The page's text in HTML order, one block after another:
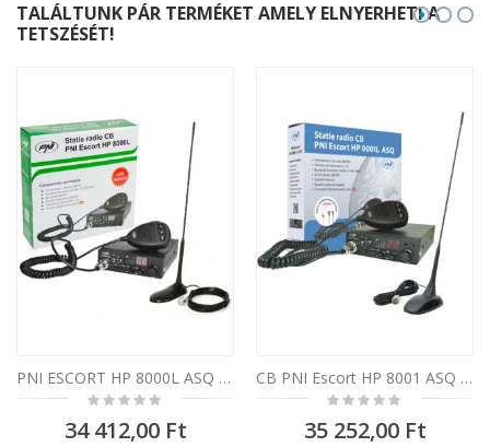
TALÁLTUNK PÁR TERMÉKET AMELY ELNYERHETI A
TETSZÉSÉT!
PNI ESCORT HP 8000L ASQ CB rádióállomás készlet + PNI Extra 45 CB antenna mágnessel
Rating:
0%
34 412,00 Ft
CB PNI Escort HP 8001 ASQ rádióállomás + HS81 fülhallgató + CB PNI Extra 48 mágneses antenna
Rating:
0%
35 252,00 Ft